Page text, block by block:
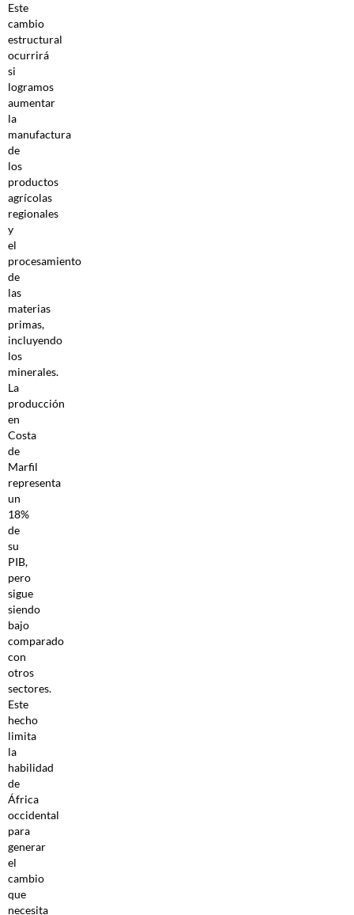
Este
cambio
estructural
ocurrirá
si
logramos
aumentar
la
manufactura
de
los
productos
agrícolas
regionales
y
el
procesamiento
de
las
materias
primas,
incluyendo
los
minerales.
La
producción
en
Costa
de
Marfil
representa
un
18%
de
su
PIB,
pero
sigue
siendo
bajo
comparado
con
otros
sectores.
Este
hecho
limita
la
habilidad
de
África
occidental
para
generar
el
cambio
que
necesita